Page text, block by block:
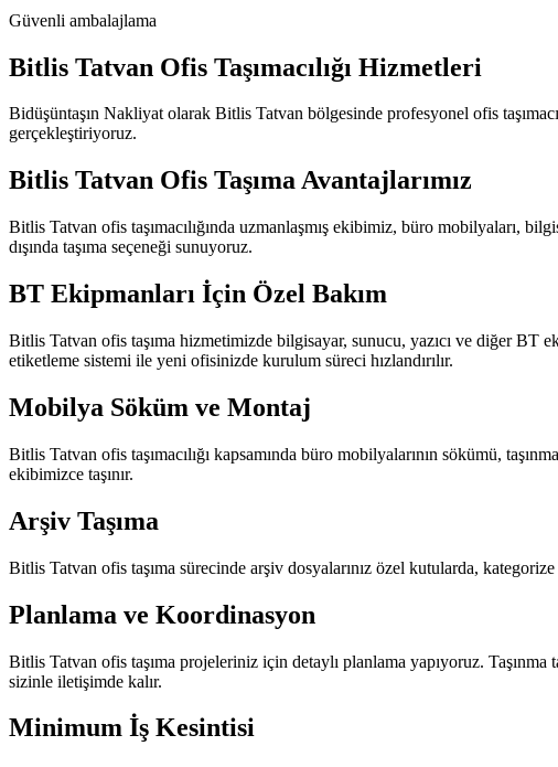
Güvenli ambalajlama
Bitlis Tatvan Ofis Taşımacılığı Hizmetleri
Bidüşüntaşın Nakliyat olarak Bitlis Tatvan bölgesinde profesyonel ofis
gerçekleştiriyoruz.
Bitlis Tatvan Ofis Taşıma Avantajlarımız
Bitlis Tatvan ofis taşımacılığında uzmanlaşmış ekibimiz, büro mobilyaları,
dışında taşıma seçeneği sunuyoruz.
BT Ekipmanları İçin Özel Bakım
Bitlis Tatvan ofis taşıma hizmetimizde bilgisayar, sunucu, yazıcı ve diğer BT
etiketleme sistemi ile yeni ofisinizde kurulum süreci hızlandırılır.
Mobilya Söküm ve Montaj
Bitlis Tatvan ofis taşımacılığı kapsamında büro mobilyalarının sökümü,
ekibimizce taşınır.
Arşiv Taşıma
Bitlis Tatvan ofis taşıma sürecinde arşiv dosyalarınız özel kutularda,
Planlama ve Koordinasyon
Bitlis Tatvan ofis taşıma projeleriniz için detaylı planlama yapıyoruz.
sizinle iletişimde kalır.
Minimum İş Kesintisi